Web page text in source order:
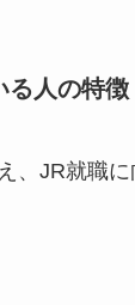
る人の特徴
、JR就職